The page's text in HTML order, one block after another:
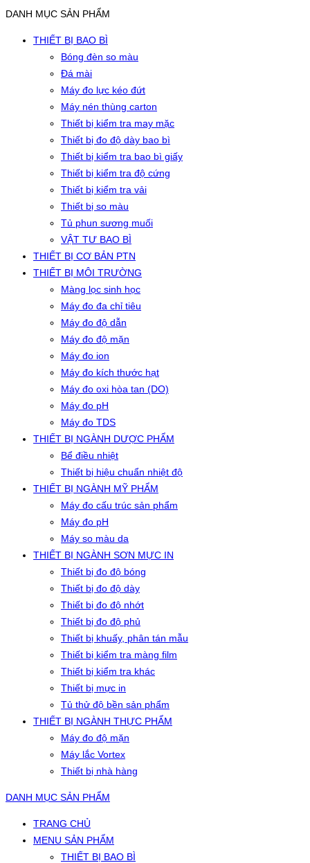
DANH MỤC SẢN PHẨM
THIẾT BỊ BAO BÌ
Bóng đèn so màu
Đá mài
Máy đo lực kéo đứt
Máy nén thùng carton
Thiết bị kiểm tra may mặc
Thiết bị đo độ dày bao bì
Thiết bị kiểm tra bao bì giấy
Thiết bị kiểm tra độ cứng
Thiết bị kiểm tra vải
Thiết bị so màu
Tủ phun sương muối
VẬT TƯ BAO BÌ
THIẾT BỊ CƠ BẢN PTN
THIẾT BỊ MÔI TRƯỜNG
Màng lọc sinh học
Máy đo đa chỉ tiêu
Máy đo độ dẫn
Máy đo độ mặn
Máy đo ion
Máy đo kích thước hạt
Máy đo oxi hòa tan (DO)
Máy đo pH
Máy đo TDS
THIẾT BỊ NGÀNH DƯỢC PHẨM
Bể điều nhiệt
Thiết bị hiệu chuẩn nhiệt độ
THIẾT BỊ NGÀNH MỸ PHẨM
Máy đo cấu trúc sản phẩm
Máy đo pH
Máy so màu da
THIẾT BỊ NGÀNH SƠN MỰC IN
Thiết bị đo độ bóng
Thiết bị đo độ dày
Thiết bị đo độ nhớt
Thiết bị đo độ phủ
Thiết bị khuấy, phân tán mẫu
Thiết bị kiểm tra màng film
Thiết bị kiểm tra khác
Thiết bị mực in
Tủ thử độ bền sản phẩm
THIẾT BỊ NGÀNH THỰC PHẨM
Máy đo độ mặn
Máy lắc Vortex
Thiết bị nhà hàng
DANH MỤC SẢN PHẨM
TRANG CHỦ
MENU SẢN PHẨM
THIẾT BỊ BAO BÌ